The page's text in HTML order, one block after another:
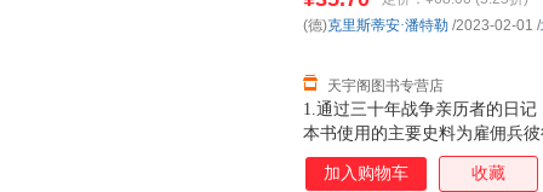
1.通过三十年战争亲历者的日
本书使用的主要史料为雇佣兵
记，兼顾研究三十年战争的经
内心恐惧与希望交织，被战争
天宇阁图书专营店
(德)克里斯蒂安·潘特勒 /2023-02-01 /
加入购物车 收藏